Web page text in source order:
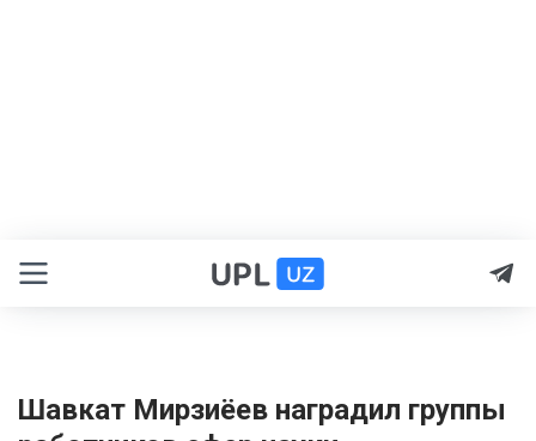
Шавкат Мирзиёев наградил группы